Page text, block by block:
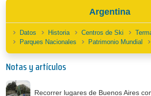
Argentina
Datos Historia Centros de Ski
Parques Nacionales
Patrimonio Mundial
Notas y artículos
Recorrer lugares de Buenos Aires